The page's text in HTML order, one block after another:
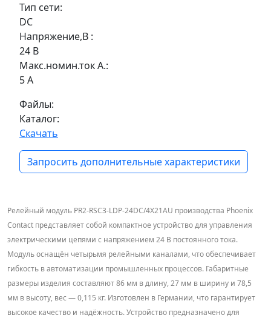
Тип сети:
DC
Напряжение,В :
24 В
Макс.номин.ток А.:
5 А
Файлы:
Каталог:
Скачать
Запросить дополнительные характеристики
Релейный модуль PR2-RSC3-LDP-24DC/4X21AU производства Phoenix
Contact представляет собой компактное устройство для управления
электрическими цепями с напряжением 24 В постоянного тока.
Модуль оснащён четырьмя релейными каналами, что обеспечивает
гибкость в автоматизации промышленных процессов. Габаритные
размеры изделия составляют 86 мм в длину, 27 мм в ширину и 78,5
мм в высоту, вес — 0,115 кг. Изготовлен в Германии, что гарантирует
высокое качество и надёжность. Устройство предназначено для